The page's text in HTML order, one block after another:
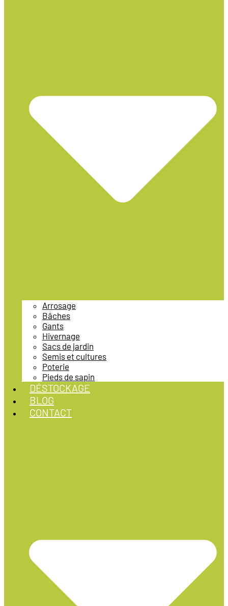
Arrosage
Bâches
Gants
Hivernage
Sacs de jardin
Semis et cultures
Poterie
Pieds de sapin
DÉSTOCKAGE
BLOG
CONTACT